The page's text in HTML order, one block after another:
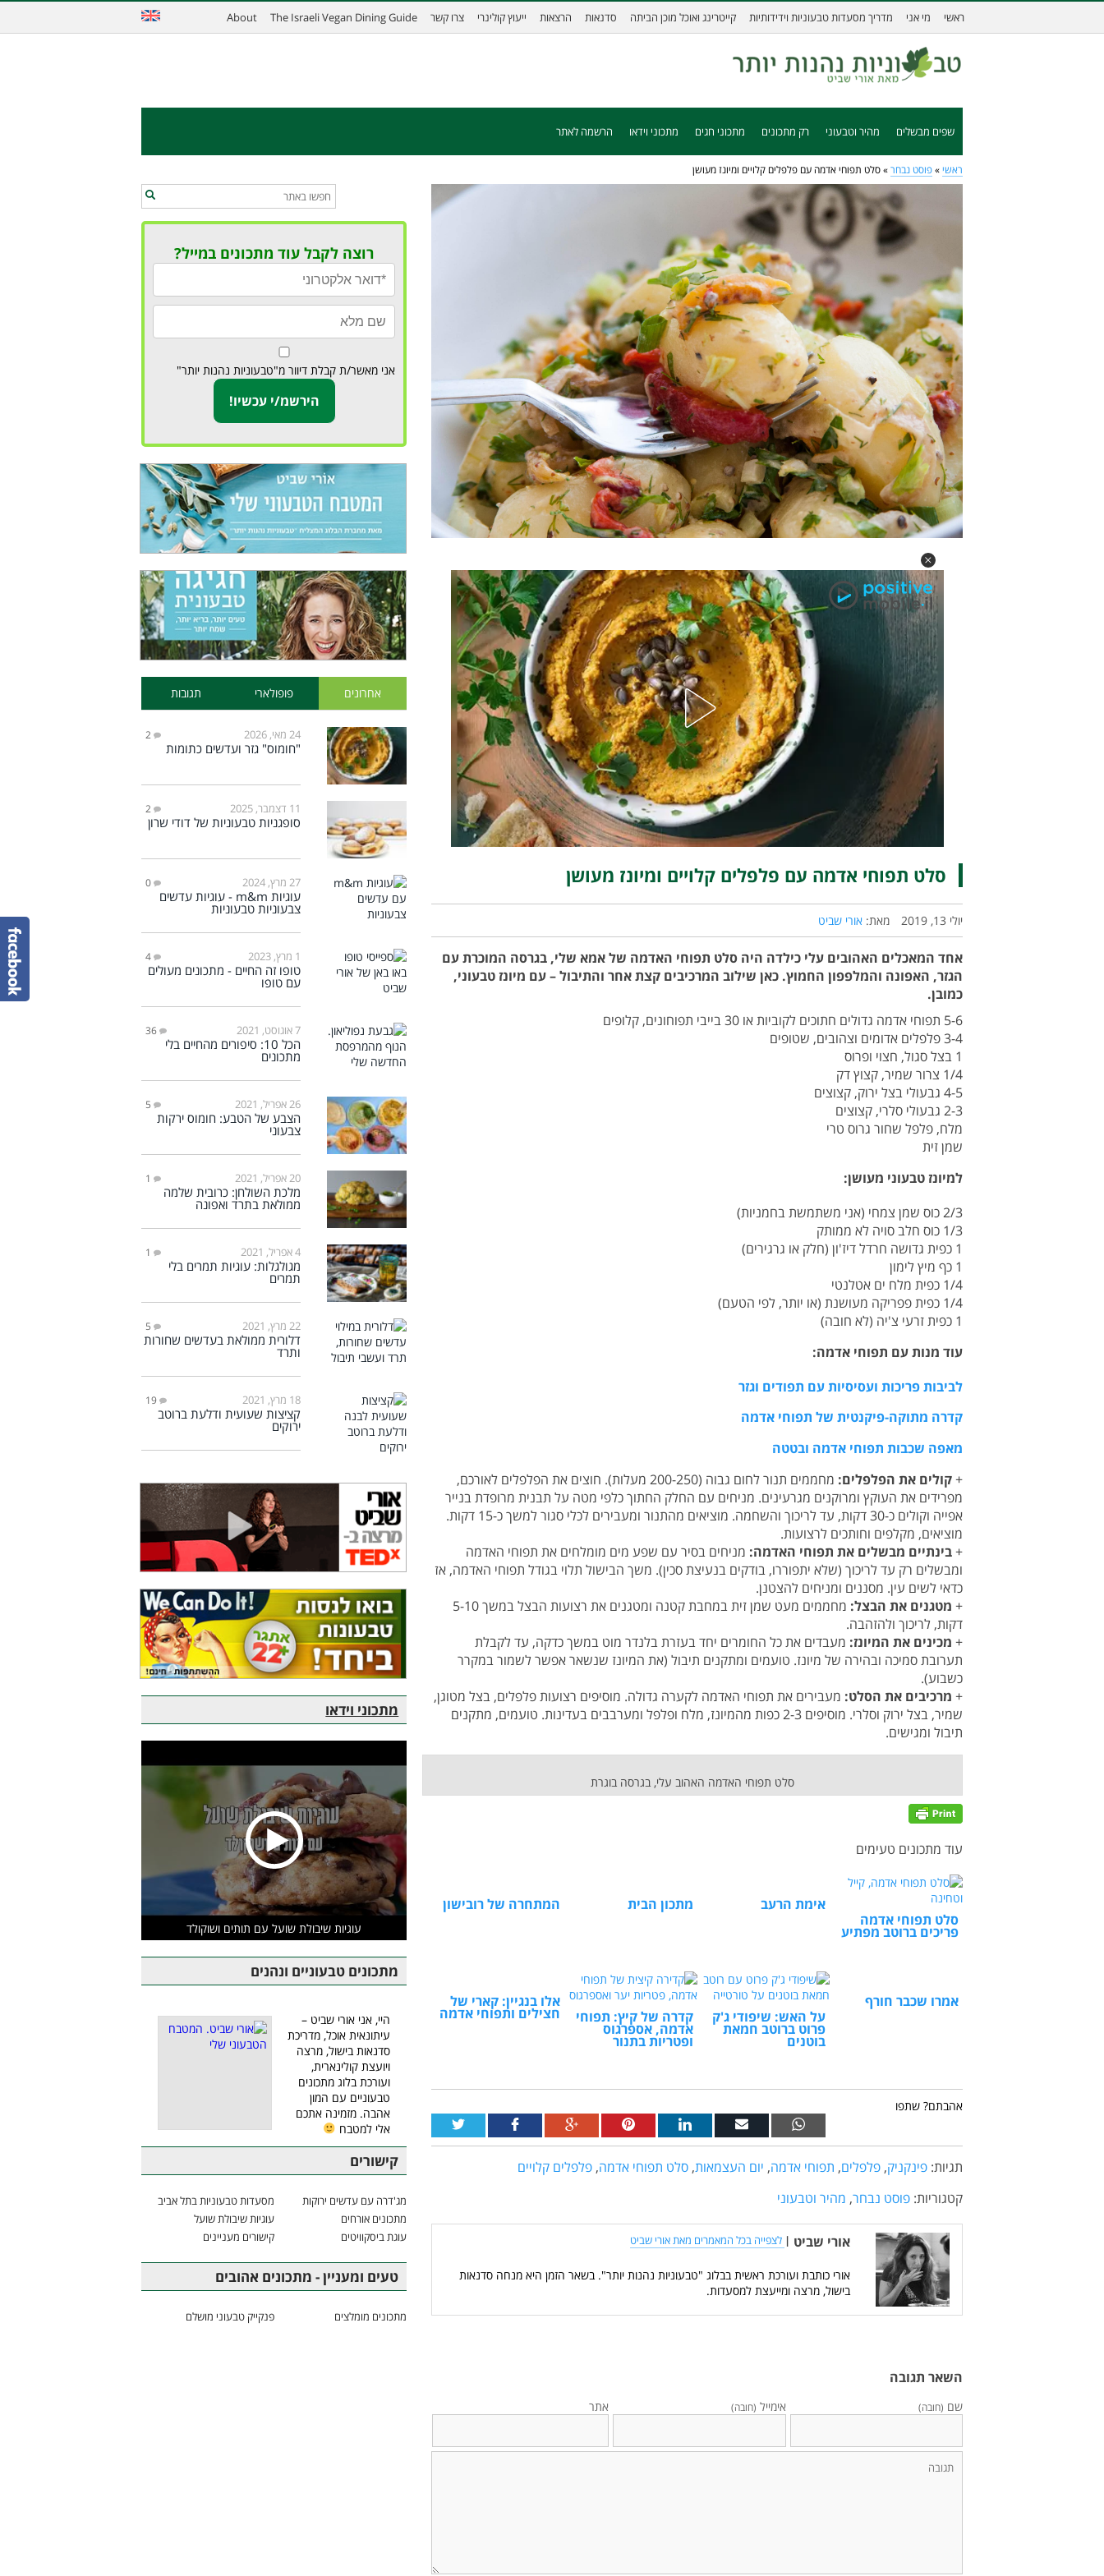
ראשי מי אני מדריך מסעדות טבעוניות וידידותיות קייטרינג ואוכל מוכן הביתה סדנאות הרצאות ייעוץ קולינרי צרו קשר The Israeli Vegan Dining Guide
About
שפים מבשלים מהיר וטבעוני רק מתכונים מתכוני חגים מתכוני וידאו הרשמה לאתר
ראשי » פוסט נבחר » סלט תפוחי אדמה עם פלפלים קלויים ומיונז מעושן
סלט תפוחי אדמה עם פלפלים קלויים ומיונז מעושן
יולי 13, 2019 מאת: אורי שביט
אחד המאכלים האהובים עלי כילדה היה סלט תפוחי האדמה של אמא שלי, בגרסה המוכרת עם
הגזר, האפונה והמלפפון החמוץ. כאן שילוב המרכיבים קצת אחר והתיבול – עם מיונז טבעוני,
כמובן.
5-6 תפוחי אדמה גדולים חתוכים לקוביות או 30 בייבי תפוחונים, קלופים
3-4 פלפלים אדומים וצהובים, שטופים
1 בצל סגול, חצוי ופרוס
1/4 צרור שמיר, קצוץ דק
4-5 גבעולי בצל ירוק, קצוצים
2-3 גבעולי סלרי, קצוצים
מלח, פלפל שחור גרוס טרי
שמן זית
למיונז טבעוני מעושן:
2/3 כוס שמן צמחי (אני משתמשת בחמניות)
1/3 כוס חלב סויה לא ממותק
1 כפית גדושה חרדל דיז'ון (חלק או גרגירים)
1 כף מיץ לימון
1/4 כפית מלח ים אטלנטי
1/4 כפית פפריקה מעושנת (או יותר, לפי הטעם)
1 כפית זרעי צ'יה (לא חובה)
עוד מנות עם תפוחי אדמה:
לביבות פריכות ועסיסיות עם תפודים וגזר
קדרה מתוקה-פיקנטית של תפוחי אדמה
מאפה שכבות תפוחי אדמה ובטטה
+קולים את הפלפלים:
מחממים תנור לחום גבוה (200-250 מעלות). חוצים את הפלפלים לאורכם,
מפרידים את העוקץ ומרוקנים מגרעינים. מניחים עם החלק החתוך כלפי מטה על תבנית מרופדת בנייר
אפייה וקולים כ-30 דקות, עד לריכוך והשחמה. מוציאים מהתנור ומעבירים לכלי סגור למשך כ-15 דקות.
מוציאים, מקלפים וחותכים לרצועות.
+בינתיים מבשלים את תפוחי האדמה: מניחים בסיר עם שפע מים מומלחים את תפוחי האדמה
ומבשלים רק עד לריכוך (שלא יתפוררו, בודקים בנעיצת סכין). משך הבישול תלוי בגודל תפוחי האדמה, אז
כדאי לשים עין. מסננים ומניחים להצטנן.
+ מטגנים את הבצל:
מחממים מעט שמן זית במחבת קטנה ומטגנים את רצועות הבצל במשך 5-10
דקות, לריכוך ולהזהבה.
+ מכינים את המיונז: מעבדים את כל החומרים יחד בעזרת בלנדר מוט במשך כדקה, עד לקבלת
תערובת סמיכה ובהירה של מיונז. טועמים ומתקנים תיבול (את המיונז שנשאר אפשר לשמור במקרר
כשבוע).
+ מרכיבים את הסלט: מעבירים את תפוחי האדמה לקערה גדולה. מוסיפים רצועות פלפלים, בצל מטוגן,
שמיר, בצל ירוק וסלרי. מוסיפים 2-3 כפות מהמיונז, מלח ופלפל ומערבבים בעדינות. טועמים, מתקנים
תיבול ומגישים.
סלט תפוחי האדמה האהוב עלי, בגרסה בוגרת
עוד מתכונים טעימים
סלט תפוחי אדמה
פריכים ברוטב מפתיע
אימת הרעב מתכון הבית המתחרה של רובישון
אמרו שכבר חורף
על האש: שיפודי ג'ק
פרוט ברוטב חמאת
בוטנים
קדרה של קיץ: תפוחי
אדמה, אספרגוס
ופטריות בתנור
אלו בנגיין: קארי של
חצילים ותפוחי אדמה
אהבתם? שתפו
תגיות: פינקניק, פלפלים, תפוחי אדמה, יום העצמאות, סלט תפוחי אדמה, פלפלים קלויים
קטגוריות: פוסט נבחר, מהיר וטבעוני
אורי שביט | לצפייה בכל המאמרים מאת אורי שביט
אורי כותבת ועורכת ראשית בבלוג "טבעוניות נהנות יותר". בשאר הזמן היא מנחה סדנאות
בישול, מרצה ומייעצת למסעדות.
השאר תגובה
שם (חובה) אימייל (חובה) אתר
רוצה לקבל עוד מתכונים במייל?
אני מאשר/ת קבלת דיוור מ"טבעוניות נהנות יותר"
אחרונים פופולארי תגובות
24 מאי, 2026 2
"חומוס" גזר ועדשים כתומות
11 דצמבר, 2025 2
סופגניות טבעוניות של דודי שרון
27 מרץ, 2024 0
עוגיות m&m - עוגיות עדשים
צבעוניות טבעוניות
1 מרץ, 2023 4
טופו זה החיים - מתכונים מעולים
עם טופו
7 אוגוסט, 2021 36
הכל 10: סיפורים מהחיים בלי
מתכונים
26 אפריל, 2021 5
הצבע של הטבע: חומוס ירקות
צבעוני
20 אפריל, 2021 1
מלכת השולחן: כרובית שלמה
ממולאת בתרד ואפונה
4 אפריל, 2021 1
מגולגלות: עוגיות תמרים בלי
תמרים
22 מרץ, 2021 5
דלורית ממולאת בעדשים שחורות
ותרד
18 מרץ, 2021 19
קציצות שעועית ודלעת ברוטב
ירוקים
מתכוני וידאו
עוגיות שיבולת שועל עם תותים ושוקולד
מתכונים טבעוניים ונהנים
היי, אני אורי שביט –
עיתונאית אוכל, מדריכת
סדנאות בישול, מרצה
ויועצת קולינארית,
ועורכת בלוג מתכונים
טבעוניים עם המון
אהבה. מזמינה אתכם
אלי למטבח
קישורים
מג'דרה עם עדשים ירוקות
מסעדות טבעוניות בתל אביב
מתכונים אורחים
עוגיות שיבולת שועל
עוגת ביסקוויטים
קישורים מעניינים
טעים ומעניין - מתכונים אהובים
מתכונים מומלצים פנקייק טבעוני מושלם